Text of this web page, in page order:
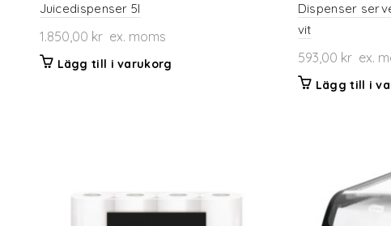
Juicedispenser 5l
1.850,00 krex. moms
Lägg till i varukorg
Dispenser
vit
593,00 krex.
Lägg till i